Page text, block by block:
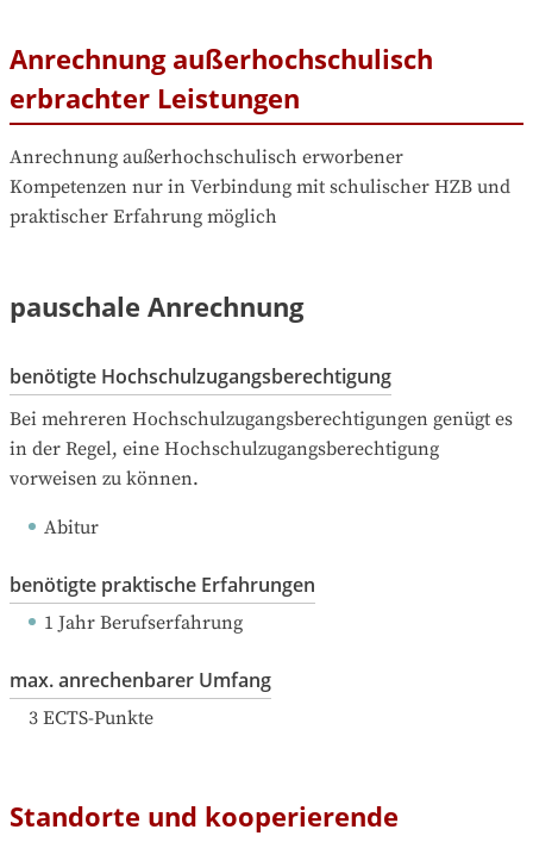
Anrechnung außerhochschulisch
erbrachter Leistungen
Anrechnung außerhochschulisch erworbener
Kompetenzen nur in Verbindung mit schulischer HZB und
praktischer Erfahrung möglich
pauschale Anrechnung
benötigte Hochschulzugangsberechtigung
Bei mehreren Hochschulzugangsberechtigungen genügt es
in der Regel, eine Hochschulzugangsberechtigung
vorweisen zu können.
Abitur
benötigte praktische Erfahrungen
1 Jahr Berufserfahrung
max. anrechenbarer Umfang
3 ECTS-Punkte
Standorte und kooperierende